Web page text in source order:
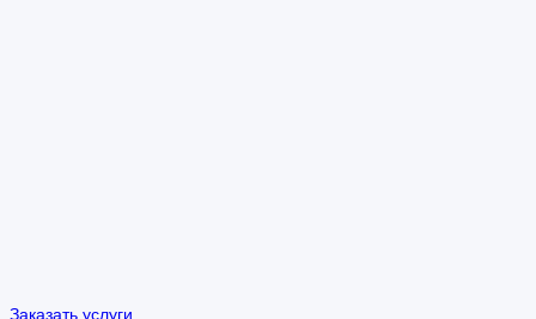
Заказать услуги